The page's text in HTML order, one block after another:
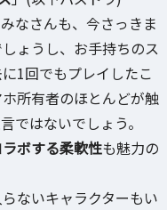
なさんも、今さっきま
ょうし、お手持ちのス
1回でもプレイしたこ
所有者のほとんどが触
ではないでしょう。
ボする柔軟性も魅力の
ないキャラクターもい